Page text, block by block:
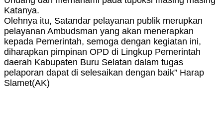
Katanya.
Olehnya itu, Satandar pelayanan publik merupkan
pelayanan Ambudsman yang akan menerapkan
kepada Pemerintah, semoga dengan kegiatan ini,
diharapkan pimpinan OPD di Lingkup Pemerintah
daerah Kabupaten Buru Selatan dalam tugas
pelaporan dapat di selesaikan dengan baik” Harap
Slamet(AK)